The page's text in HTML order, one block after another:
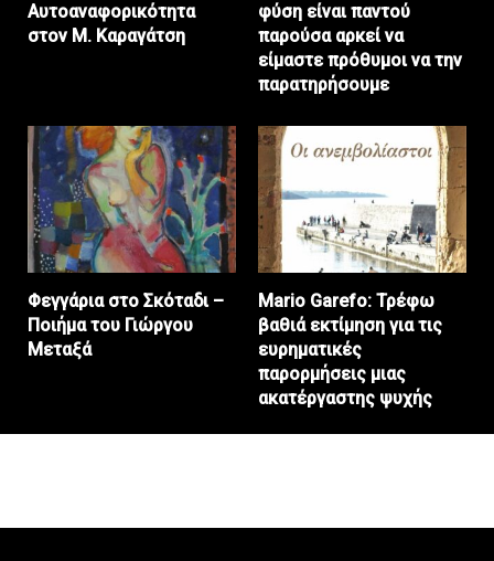
Αυτοαναφορικότητα
στον Μ. Καραγάτση
φύση είναι παντού
παρούσα αρκεί να
είμαστε πρόθυμοι να την
παρατηρήσουμε
Φεγγάρια στο Σκόταδι –
Ποιήμα του Γιώργου
Μεταξά
Mario Garefo: Τρέφω
βαθιά εκτίμηση για τις
ευρηματικές
παρορμήσεις μιας
ακατέργαστης ψυχής